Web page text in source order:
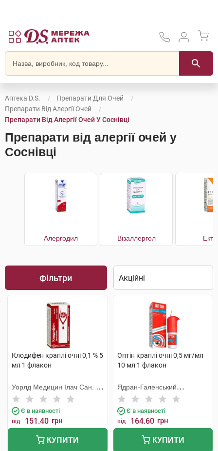
Аптека D.S.
Препарати Для Очей
Препарати Від Алергії Очей
Препарати Від Алергії Очей У Соснівці
Препарати від алергії очей у
Соснівці
Алергодил Візаллергол
Фільтри
Клодифен краплі очні 0,1 % 5
мл 1 флакон
Уорлд Медицин Ілач Сан. Ве
Тідж
Є в наявності
від 151.40 грн
КУПИТИ
Оптін краплі очні 0,5 мг/мл
10 мл 1 флакон
Ядран-Галенський
Лабораторій
Є в наявності
від 164.60 грн
КУПИТИ